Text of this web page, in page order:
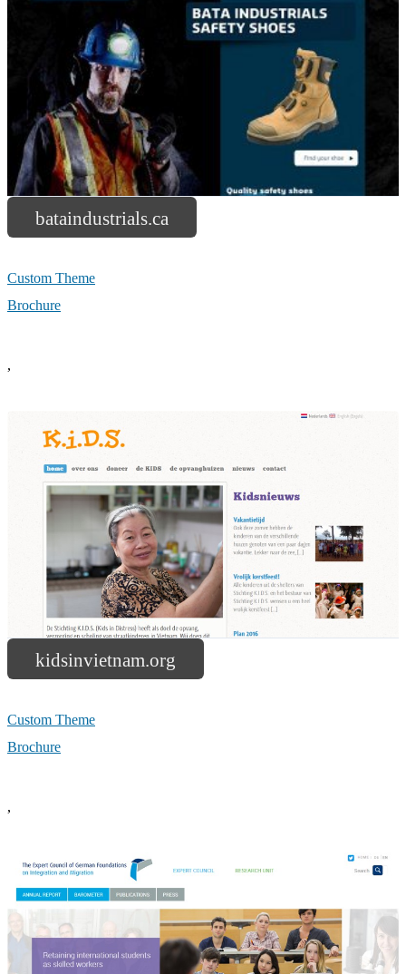
bataindustrials.ca
Custom Theme
Brochure
,
kidsinvietnam.org
Custom Theme
Brochure
,